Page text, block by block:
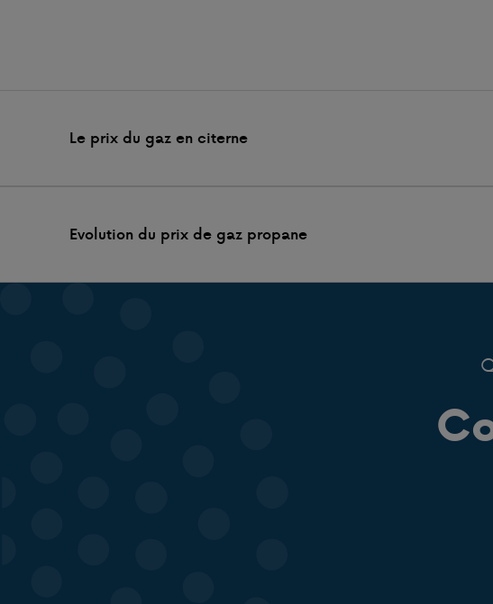
Le prix du gaz en citerne
Evolution du prix de gaz propane